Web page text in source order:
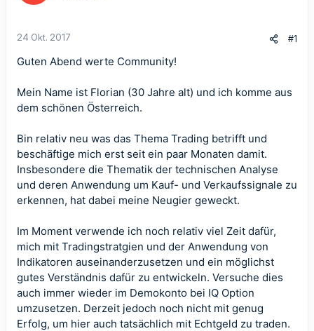
24 Okt. 2017 #1
Guten Abend werte Community!
Mein Name ist Florian (30 Jahre alt) und ich komme aus
dem schönen Österreich.
Bin relativ neu was das Thema Trading betrifft und
beschäftige mich erst seit ein paar Monaten damit.
Insbesondere die Thematik der technischen Analyse
und deren Anwendung um Kauf- und Verkaufssignale zu
erkennen, hat dabei meine Neugier geweckt.
Im Moment verwende ich noch relativ viel Zeit dafür,
mich mit Tradingstratgien und der Anwendung von
Indikatoren auseinanderzusetzen und ein möglichst
gutes Verständnis dafür zu entwickeln. Versuche dies
auch immer wieder im Demokonto bei IQ Option
umzusetzen. Derzeit jedoch noch nicht mit genug
Erfolg, um hier auch tatsächlich mit Echtgeld zu traden.